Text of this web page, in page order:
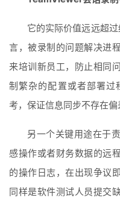
它的实际价值远远超
言，被录制的问题解决进
来培训新员工，防止相同
制繁杂的配置或者部署
考，保证信息同步不存在偏
另一个关键用途在于
感操作或者财务数据的远
的操作日志，在出现争议
同样是软件测试人员提交